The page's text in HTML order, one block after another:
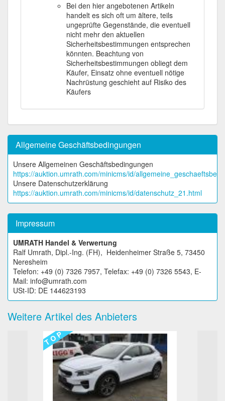
Bei den hier angebotenen Artikeln
handelt es sich oft um ältere, teils
ungeprüfte Gegenstände, die eventuell
nicht mehr den aktuellen
Sicherheitsbestimmungen entsprechen
könnten. Beachtung von
Sicherheitsbestimmungen obliegt dem
Käufer, Einsatz ohne eventuell nötige
Nachrüstung geschieht auf Risiko des
Käufers
Allgemeine Geschäftsbedingungen
Unsere Allgemeinen Geschäftsbedingungen
https://auktion.umrath.com/minicms/id/
Unsere Datenschutzerklärung
https://auktion.umrath.com/minicms/id/datenschutz_21.html
Impressum
UMRATH Handel & Verwertung
Ralf Umrath, Dipl.-Ing. (FH), Heidenheimer Straße 5, 73450
Neresheim
Telefon: +49 (0) 7326 7957, Telefax: +49 (0) 7326 5543, E-
Mail: info@umrath.com
USt-ID: DE 144623193
Weitere Artikel des Anbieters
T O P